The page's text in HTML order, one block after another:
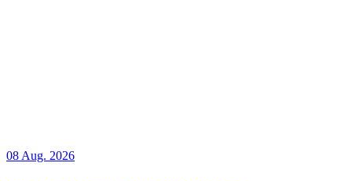
08 Aug. 2026